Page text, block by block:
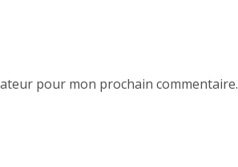
pour mon prochain commentaire.